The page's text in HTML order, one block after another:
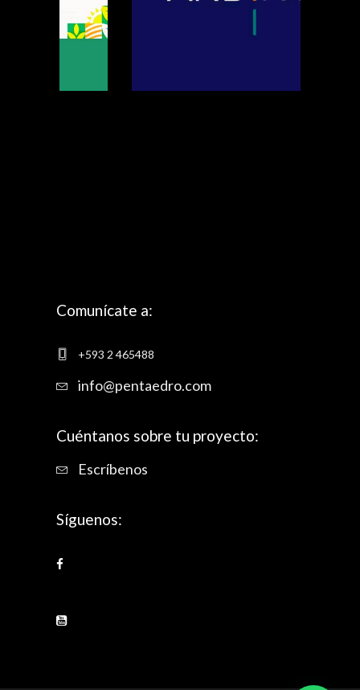
Comunícate a:
+593 2 465488
info@pentaedro.com
Cuéntanos sobre tu proyecto:
Escríbenos
Síguenos: